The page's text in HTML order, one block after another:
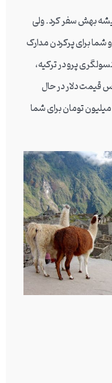
بهش سفر کرد. ولی
و شما برای پرکردن مدارک
پرو در ترکیه،
قیمت دلار در حال
حاضر، هزینه ی سفر چیزی در حدود 8 میلیون تومان برای شما